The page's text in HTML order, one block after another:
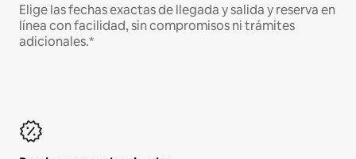
Elige las fechas exactas de llegada y salida y reserva en
línea con facilidad, sin compromisos ni trámites
adicionales.*